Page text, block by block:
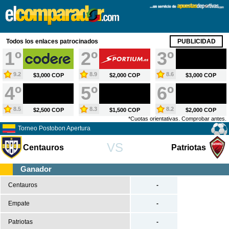
Todos los enlaces patrocinados PUBLICIDAD
1º
9.2 $3,000 COP
2º
8.9 $2,000 COP
3º
8.6 $3,000 COP
4º
8.5 $2,500 COP
5º
8.3 $1,500 COP
6º
8.2
$2,000 COP
*Cuotas orientativas. Comprobar antes.
Torneo Postobon Apertura
Centauros VS Patriotas
Ganador
Centauros
Empate
Patriotas
-
-
-
X
Fútbol
España
Primera División
Segunda División
Segunda B
Tercera División
Copa del Rey
Europa
Premier League
Serie A
Bundesliga
Ligue 1
Champions League
Europa League